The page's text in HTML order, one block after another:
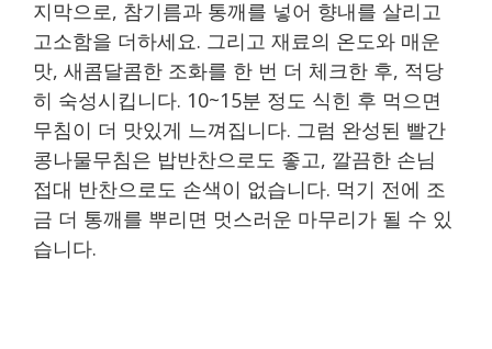
지막으로, 참기름과 통깨를 넣어 향내를 살리고
고소함을 더하세요. 그리고 재료의 온도와 매운
맛, 새콤달콤한 조화를 한 번 더 체크한 후, 적당
히 숙성시킵니다. 10~15분 정도 식힌 후 먹으면
무침이 더 맛있게 느껴집니다. 그럼 완성된 빨간
콩나물무침은 밥반찬으로도 좋고, 깔끔한 손님
접대 반찬으로도 손색이 없습니다. 먹기 전에 조
금 더 통깨를 뿌리면 멋스러운 마무리가 될 수 있
습니다.